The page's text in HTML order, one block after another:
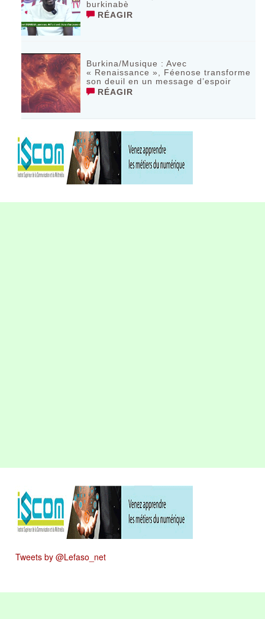
burkinabè
RÉAGIR
Burkina/Musique : Avec
« Renaissance », Féenose transforme
son deuil en un message d’espoir
RÉAGIR
Tweets by @Lefaso_net